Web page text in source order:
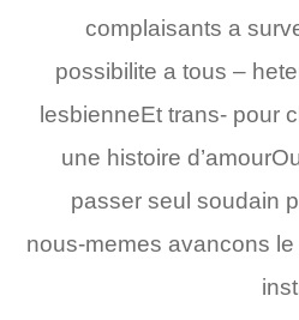
complaisants a
possibilite a tous –
lesbienneEt trans- pour
une histoire
passer seul soudain
nous-memes avancons